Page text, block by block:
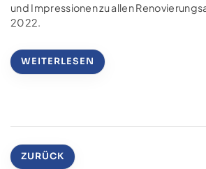
und Impressionen zu allen
2022.
WEITERLESEN
ZURÜCK